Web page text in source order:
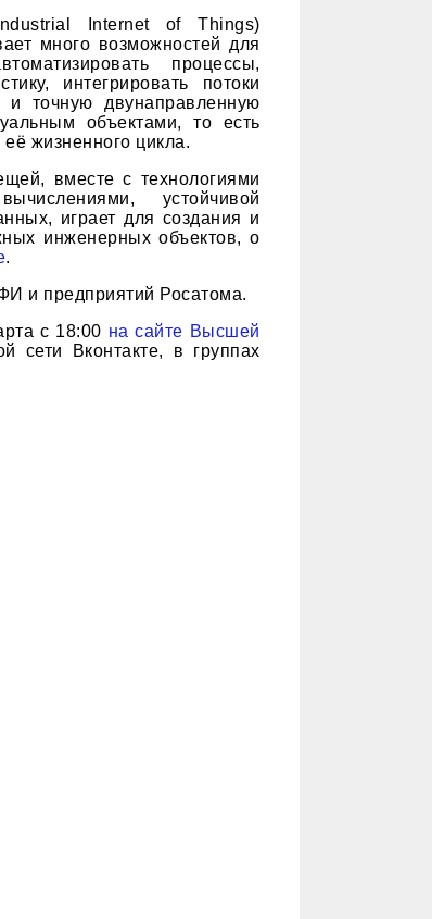
Internet of Things)
много возможностей для
процессы,
интегрировать потоки
точную двунаправленную
объектами, то есть
жизненного цикла.
вместе с технологиями
устойчивой
играет для создания и
инженерных объектов, о
.
и предприятий Росатома.
с 18:00 на сайте Высшей
сети Вконтакте, в группах​